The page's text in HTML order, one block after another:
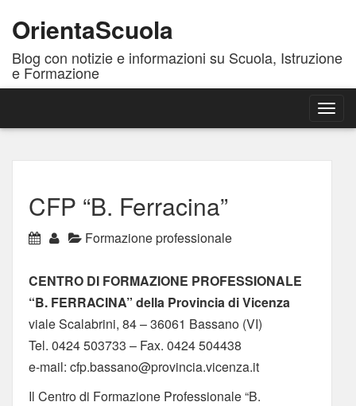
OrientaScuola
Blog con notizie e informazioni su Scuola, Istruzione
e Formazione
CFP “B. Ferracina”
Formazione professionale
CENTRO DI FORMAZIONE PROFESSIONALE
“B. FERRACINA” della Provincia di Vicenza
viale Scalabrini, 84 – 36061 Bassano (VI)
Tel. 0424 503733 – Fax. 0424 504438
e-mail: cfp.bassano@provincia.vicenza.it
Il Centro di Formazione Professionale “B.